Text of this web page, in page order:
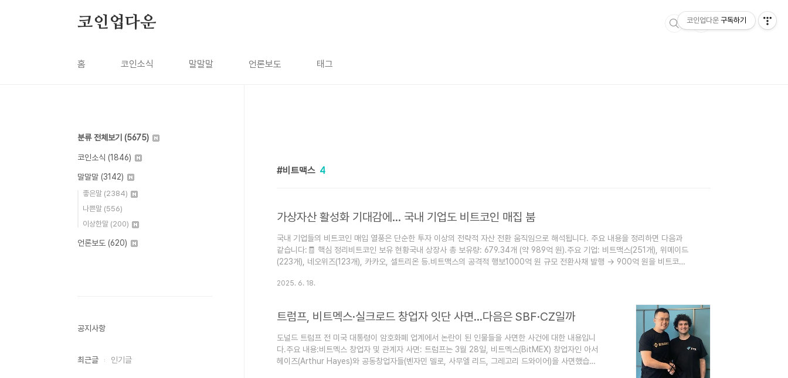
코인업다운
홈 코인소식 말말말 언론보도 태그
비트맥스 4
가상자산 활성화 기대감에… 국내 기업도 비트코인 매집 붐
국내 기업들의 비트코인 매입 열풍은 단순한 투자 이상의 전략적 자산 전환 움직임으로 해석됩니다. 주요 내용을 정리하면 다음과
같습니다:🧾 핵심 정리비트코인 보유 현황국내 상장사 총 보유량: 679.34개 (약 989억 원).주요 기업: 비트맥스(251개), 위메이드
(223개), 네오위즈(123개), 카카오, 셀트리온 등.비트맥스의 공격적 행보1000억 원 규모 전환사채 발행 → 900억 원을 비트코인
제도 개선 예고.미국은 스테이블코인 법안(GENIUS) 상원 통과 → 제도권 편입 가속화.비트코인 ETF 승인 등 글로벌 제도화 흐름.
2025. 6. 18.
트럼프, 비트멕스·실크로드 창업자 잇단 사면…다음은 SBF·CZ일까
도널드 트럼프 전 미국 대통령이 암호화폐 업계에서 논란이 된 인물들을 사면한 사건에 대한 내용입니
다.주요 내용:비트멕스 창업자 및 관계자 사면: 트럼프는 3월 28일, 비트멕스(BitMEX) 창업자인 아서
헤이즈(Arthur Hayes)와 공동창업자들(벤자민 델로, 사무엘 리드, 그레고리 드와이어)을 사면했습니
분류 전체보기 (5675)
코인소식 (1846)
말말말 (3142)
좋은말 (2384)
나쁜말 (556)
이상한말 (200)
언론보도 (620)
공지사항
최근글 인기글
코인업다운 구독하기